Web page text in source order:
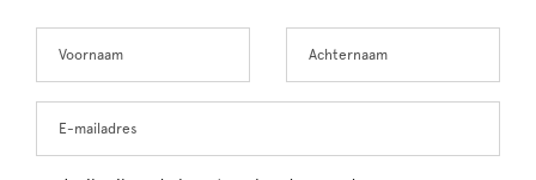
this